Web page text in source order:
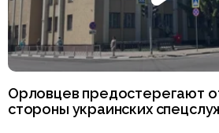
Орловцев предостерегают
стороны украинских